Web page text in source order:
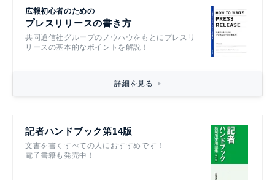
広報初心者のための
プレスリリースの書き方
共同通信社グループのノウハウをもとにプレスリ
リースの基本的なポイントを解説！
詳細を見る
記者ハンドブック第14版
文書を書くすべての人におすすめです！
電子書籍も発売中！